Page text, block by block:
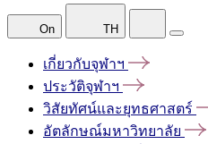
On TH
เกี่ยวกับจุฬาฯ
ประวัติจุฬาฯ
วิสัยทัศน์และยุทธศาสตร์
อัตลักษณ์มหาวิทยาลัย